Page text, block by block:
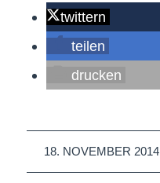
twittern
teilen
drucken
18. NOVEMBER 2014
/